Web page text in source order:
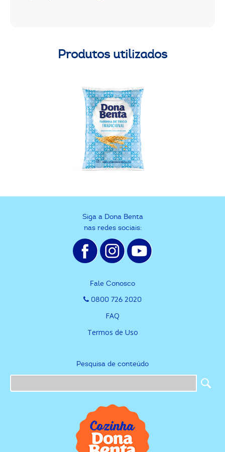
Produtos utilizados
Siga a Dona Benta
nas redes sociais:
Fale Conosco
0800 726 2020
FAQ
Termos de Uso
Pesquisa de conteúdo